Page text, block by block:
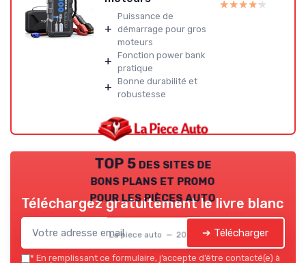
+
Puissance de
démarrage pour gros
moteurs
+ Fonction power bank
pratique
+ Bonne durabilité et
robustesse
★★★★★
★★★★★
TOP 5 des sites de
bons plans et promo
pour les pièces auto
La piece auto — 2026
Téléchargez gratuitement le livre blanc
➔ Télécharger
* En remplissant ce formulaire, j’accepte d’être contacté(e) à